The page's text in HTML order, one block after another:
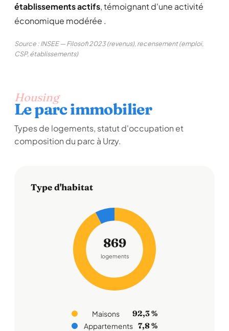
établissements actifs, témoignant d'une activité
économique modérée .
Source : INSEE — Filosofi 2023 (revenus), recensement (emploi,
CSP, établissements)
Housing
Le parc immobilier
Types de logements, statut d'occupation et
composition du parc à Urzy.
Type d'habitat
869
logements
Maisons 92,3 %
Appartements 7,8 %